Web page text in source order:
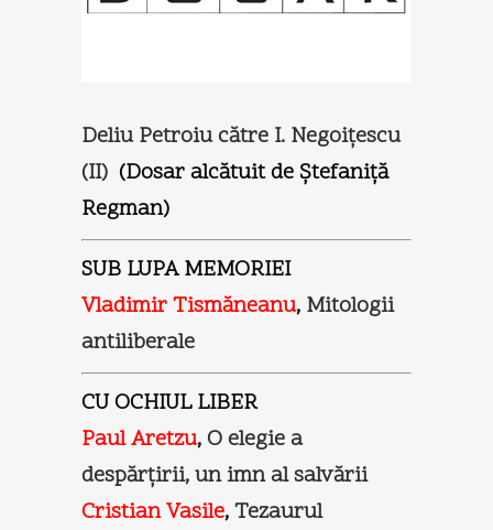
Deliu Petroiu către I. Negoiţescu
(II) (Dosar alcătuit de Ștefaniță
Regman)
SUB LUPA MEMORIEI
Vladimir Tismăneanu, Mitologii
antiliberale
CU OCHIUL LIBER
Paul Aretzu, O elegie a
despărţirii, un imn al salvării
Cristian Vasile,Tezaurul